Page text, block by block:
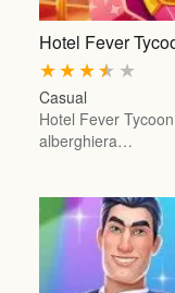
Hotel Fever
★
★
★
★
★
Casual
Hotel Fever
alberghiera…